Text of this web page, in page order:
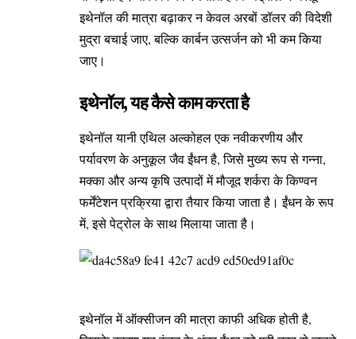
इथेनॉल की मात्रा बढ़ाकर न केवल अरबों डॉलर की विदेशी
मुद्रा बचाई जाए, बल्कि कार्बन उत्सर्जन को भी कम किया
जाए।
इथेनॉल, यह कैसे काम करता है
इथेनॉल यानी एथिल अल्कोहल एक नवीकरणीय और
पर्यावरण के अनुकूल जैव ईंधन है, जिसे मुख्य रूप से गन्ना,
मक्का और अन्य कृषि उत्पादों में मौजूद शर्करा के किण्वन
फर्मेंटेशन प्रक्रिया द्वारा तैयार किया जाता है। ईंधन के रूप
में, इसे पेट्रोल के साथ मिलाया जाता है।
इथेनॉल में ऑक्सीजन की मात्रा काफी अधिक होती है,